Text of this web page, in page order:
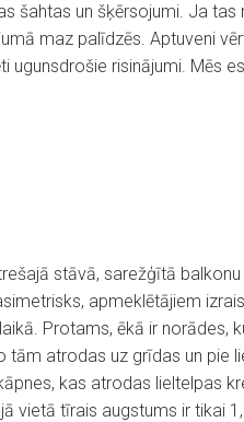
šahtas un šķērsojumi. Ja tas
maz palīdzēs. Aptuveni
ugunsdrošie risinājumi. Mēs
stāvā, sarežģītā balkonu
apmeklētājiem
Protams, ēkā ir norādes,
atrodas uz grīdas un pie
kas atrodas lieltelpas
vietā tīrais augstums ir tikai